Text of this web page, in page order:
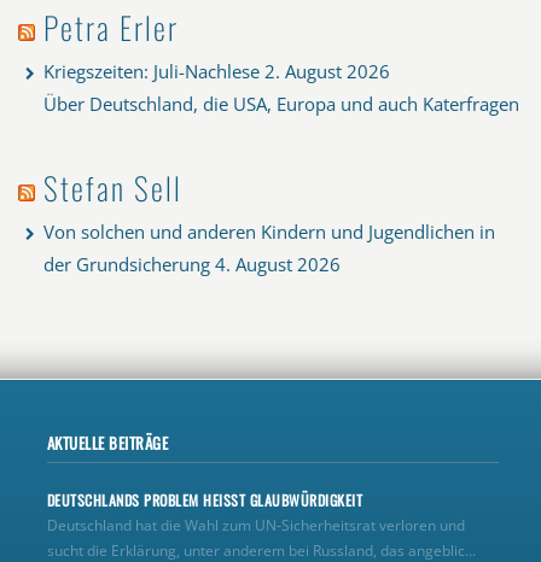
Petra Erler
Kriegszeiten: Juli-Nachlese 2. August 2026
Über Deutschland, die USA, Europa und auch Katerfragen
Stefan Sell
Von solchen und anderen Kindern und Jugendlichen in
der Grundsicherung 4. August 2026
AKTUELLE BEITRÄGE
DEUTSCHLANDS PROBLEM HEISST GLAUBWÜRDIGKEIT
Deutschland hat die Wahl zum UN‑Sicherheitsrat verloren und
sucht die Erklärung, unter anderem bei Russland, das angeblic...